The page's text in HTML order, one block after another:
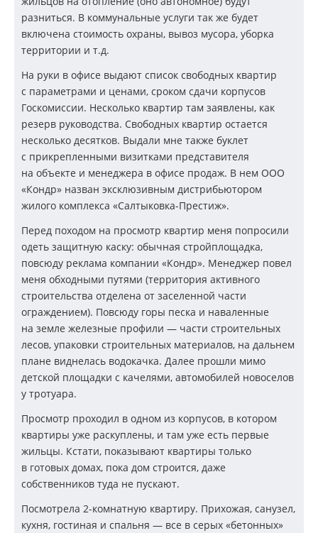
разниться. В коммунальные услуги так же будет
включена стоимость охраны, вывоз мусора, уборка
территории и т.д.
На руки в офисе выдают список свободных квартир
с параметрами и ценами, сроком сдачи корпусов
Госкомиссии. Несколько квартир там заявлены, как
резерв руководства. Свободных квартир остается
несколько десятков. Выдали мне также буклет
с прикрепленными визитками представителя
на объекте и менеджера в офисе продаж. В нем ООО
«Кондр» назван эксклюзивным дистрибьютором
жилого комплекса «Салтыковка-Престиж».
Перед походом на просмотр квартир меня попросили
одеть защитную каску: обычная стройплощадка,
повсюду реклама компании «Кондр». Менеджер повел
меня обходными путями (территория активного
строительства отделена от заселенной части
ограждением). Повсюду горы песка и наваленные
на земле железные профили — части строительных
лесов, упаковки строительных материалов, на дальнем
плане виднелась водокачка. Далее прошли мимо
детской площадки с качелями, автомобилей новоселов
у тротуара.
Просмотр проходил в одном из корпусов, в котором
квартиры уже раскуплены, и там уже есть первые
жильцы. Кстати, показывают квартиры только
в готовых домах, пока дом строится, даже
собственников туда не пускают.
Посмотрела 2-комнатную квартиру. Прихожая, санузел,
кухня, гостиная и спальня — все в серых «бетонных»